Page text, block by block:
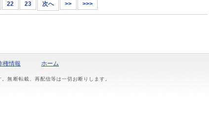
22 23 次へ >> >>>
権情報 ホーム
無断転載、再配信等は一切お断りします。